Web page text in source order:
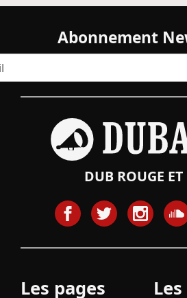
Abonnement
DUB ROUGE
Les pages